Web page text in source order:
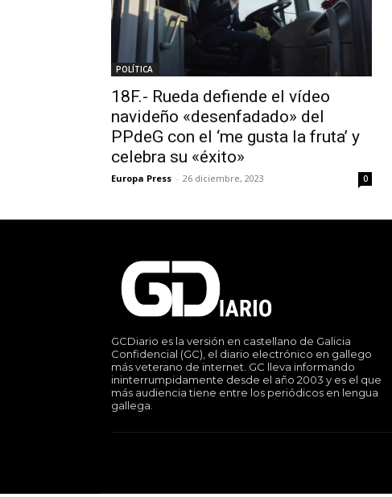
POLÍTICA
18F.- Rueda defiende el vídeo
navideño «desenfadado» del
PPdeG con el ‘me gusta la fruta’ y
celebra su «éxito»
Europa Press - 26 diciembre, 2023 0
GCDiario es la versión en castellano de Galicia
Confidencial (GC), el diario electrónico en gallego
más veterano de internet. GC lleva informando
ininterrumpidamente desde el año 2003 y es el que
más audiencia tiene entre los periódicos en lengua
gallega.